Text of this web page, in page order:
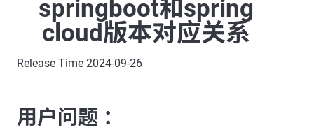
springboot和spring
cloud版本对应关系
Release Time 2024-09-26
用户问题 ：